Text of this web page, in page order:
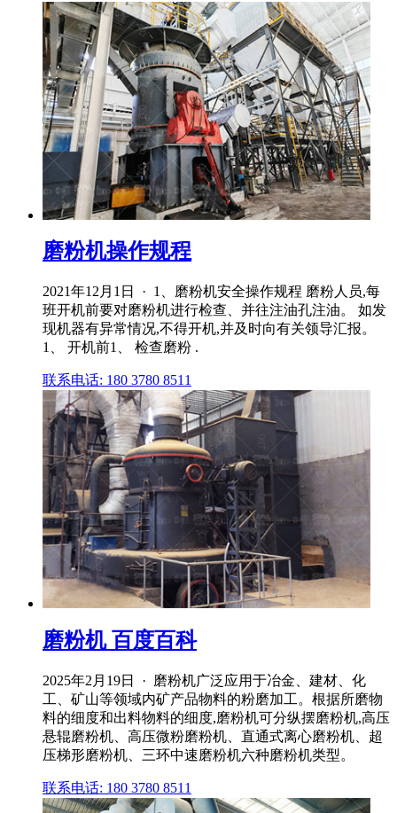
磨粉机操作规程
2021年12月1日 · 1、磨粉机安全操作规程 磨粉人员,每
班开机前要对磨粉机进行检查、并往注油孔注油。 如发
现机器有异常情况,不得开机,并及时向有关领导汇报。
1、 开机前1、 检查磨粉 .
联系电话: 180 3780 8511
磨粉机 百度百科
2025年2月19日 · 磨粉机广泛应用于冶金、建材、化
工、矿山等领域内矿产品物料的粉磨加工。根据所磨物
料的细度和出料物料的细度,磨粉机可分纵摆磨粉机,高压
悬辊磨粉机、高压微粉磨粉机、直通式离心磨粉机、超
压梯形磨粉机、三环中速磨粉机六种磨粉机类型。
联系电话: 180 3780 8511